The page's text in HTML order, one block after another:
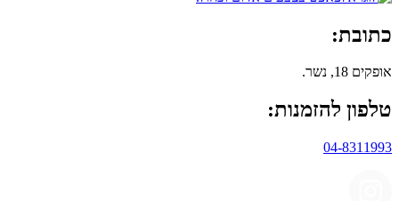
כתובת:
אופקים 18, נשר.
טלפון להזמנות:
04-8311993